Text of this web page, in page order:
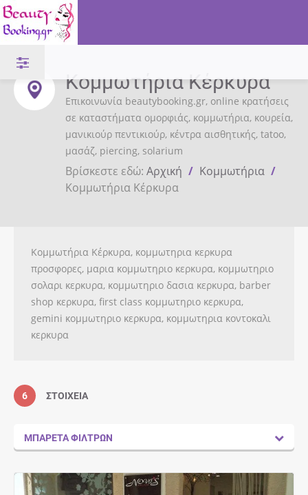
Κομμωτήρια Κέρκυρα
Επικοινωνία beautybooking.gr, online κρατήσεις
σε καταστήματα ομορφιάς, κομμωτήρια, κουρεία,
μανικιούρ πεντικιούρ, κέντρα αισθητικής, tatoo,
μασάζ, piercing, solarium
Βρίσκεστε εδώ: Αρχική / Κομμωτήρια /
Κομμωτήρια Κέρκυρα
Κομμωτήρια Κέρκυρα, κομμωτηρια κερκυρα
προσφορες, μαρια κομμωτηριο κερκυρα, κομμωτηριο
σολαρι κερκυρα, κομμωτηριο δασια κερκυρα, barber
shop κερκυρα, first class κομμωτηριο κερκυρα,
gemini κομμωτηριο κερκυρα, κομμωτηρια κοντοκαλι
κερκυρα
6 ΣΤΟΙΧΕΊΑ
ΜΠΑΡΈΤΑ ΦΊΛΤΡΩΝ